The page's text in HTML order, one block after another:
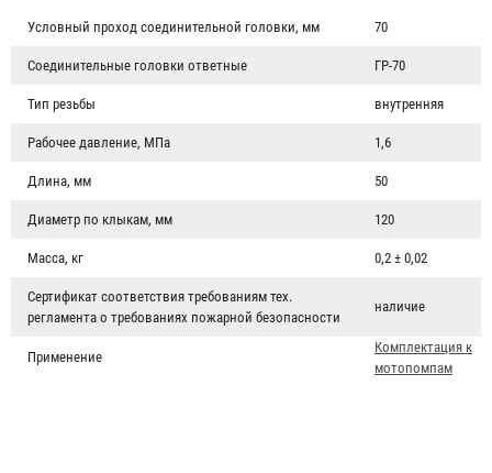
Условный проход соединительной головки, мм 70
Соединительные головки ответные ГР-70
Тип резьбы внутренняя
Рабочее давление, МПа 1,6
Длина, мм 50
Диаметр по клыкам, мм 120
Масса, кг 0,2 ± 0,02
Сертификат соответствия требованиям тех.
регламента о требованиях пожарной безопасности
наличие
Применение
Комплектация к
мотопомпам
Головка цапковая ГЦ-70 (ГЦ-65)